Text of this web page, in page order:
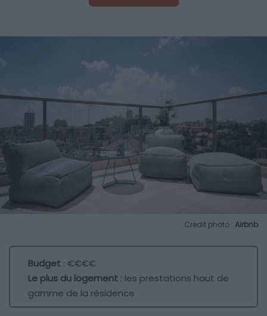
Crédit photo : Airbnb
Budget : €€€€
Le plus du logement : les prestations haut de
gamme de la résidence